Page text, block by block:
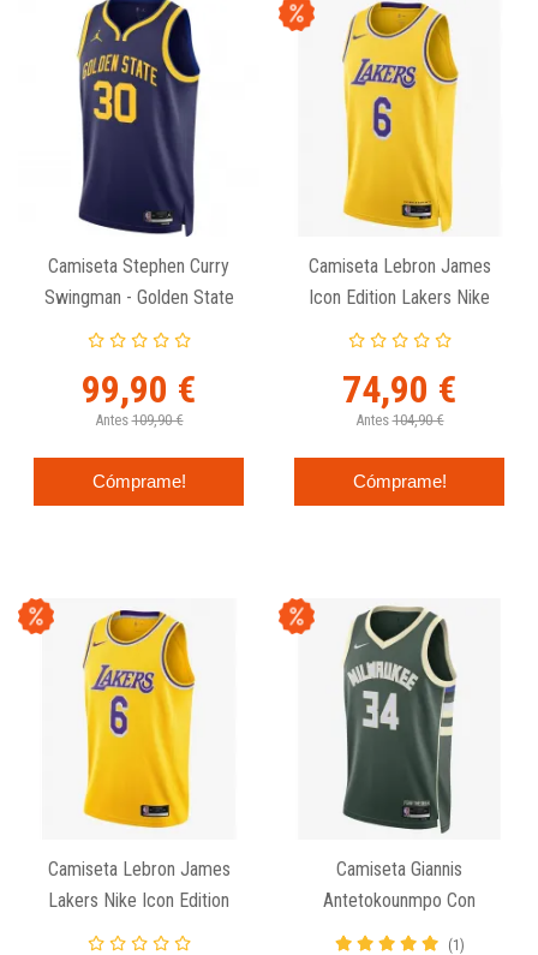
Camiseta Stephen Curry
Swingman - Golden State
Warriors - Jordan
99,90 €
Antes 109,90 €
Cómprame!
Camiseta Lebron James
Icon Edition Lakers Nike
Swingman
74,90 €
Antes 104,90 €
Cómprame!
Camiseta Lebron James
Lakers Nike Icon Edition
Camiseta Giannis
Antetokounmpo Con
Milwaukee Bucks Nike Icon
(1)